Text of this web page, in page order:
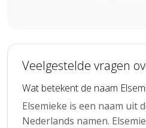
Veelgestelde vragen
Wat betekent de naam
Elsemieke is een naam uit
Nederlands namen.